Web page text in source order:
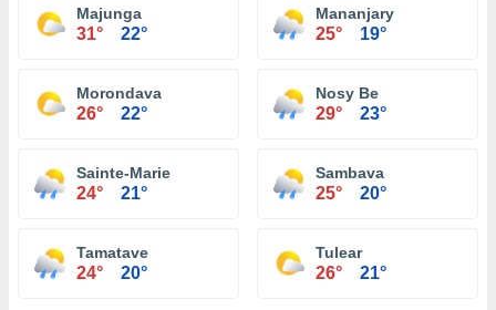
Majunga
31° 22°
Mananjary
25° 19°
Morondava
26° 22°
Nosy Be
29° 23°
Sainte-Marie
24° 21°
Sambava
25° 20°
Tamatave
24° 20°
Tulear
26° 21°